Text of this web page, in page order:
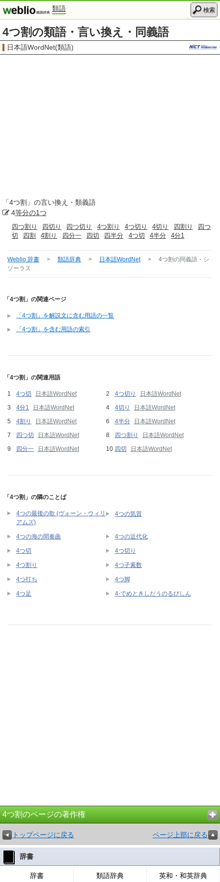
類語 検索
4つ割の類語・言い換え・同義語
日本語WordNet(類語)
「4つ割 」の言い換え・類義語
4等分の1つ
四つ割り 四切り 四つ切り 4つ割り 4つ切り 4切り 四割り
四つ
切
四割 4割り 四分一 四切 四半分 4つ切 4半分 4分1
Weblio 辞書 > 類語辞典 > 日本語WordNet > 4つ割の同義語・シ
ソーラス
「4つ割」の関連ページ
「4つ割」を解説文に含む用語の一覧
「4つ割」を含む用語の索引
「4つ割」の関連用語
4つ切 日本語WordNet 4つ切り
日本語WordNet
4分1
日本語WordNet 4切り
日本語WordNet
4割り
日本語WordNet 4半分
日本語WordNet
四つ切
日本語WordNet 四つ割り
日本語WordNet
四分一
日本語WordNet 四切 日本語WordNet
「4つ割」の隣のことば
4つの最後の歌 (ヴォーン・ウィリ
アムズ)
4つの気質
4つの海の間奏曲 4つの近代化
4つ切 4つ切り
4つ割り 4つ子素数
4つ打ち 4つ脚
4つ足 4-でめときしだうのるびしん
4つ割のページの著作権
トップページに戻る ページ上部に戻る
辞書
辞書 類語辞典 英和・和英辞典